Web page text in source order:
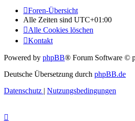
Foren-Übersicht
Alle Zeiten sind UTC+01:00
Alle Cookies löschen
Kontakt
Powered by phpBB® Forum Software ©
Deutsche Übersetzung durch phpBB.de
Datenschutz | Nutzungsbedingungen